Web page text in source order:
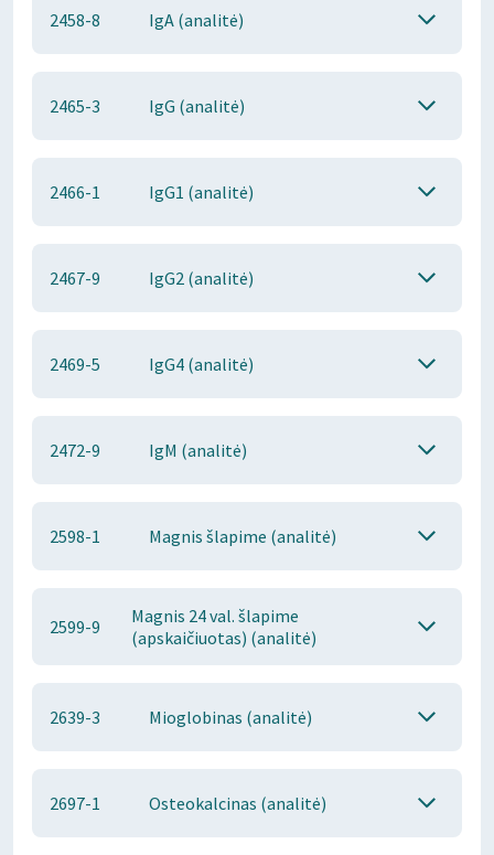
2458-8 IgA (analitė)
2465-3 IgG (analitė)
2466-1 IgG1 (analitė)
2467-9 IgG2 (analitė)
2469-5 IgG4 (analitė)
2472-9 IgM (analitė)
2598-1 Magnis šlapime (analitė)
2599-9
Magnis 24 val. šlapime
(apskaičiuotas) (analitė)
2639-3 Mioglobinas (analitė)
2697-1 Osteokalcinas (analitė)